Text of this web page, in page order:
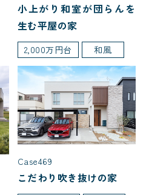
小上がり和室が団らんを
生む平屋の家
2,000万円台 和風
Case469
こだわり吹き抜けの家
2LDK
3LDK
50代で建てた家